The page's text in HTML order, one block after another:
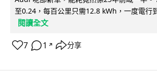
至0.24，每百公里只需12.8 kWh，一度電行
閱讀全文
7 1 ↗ 分享